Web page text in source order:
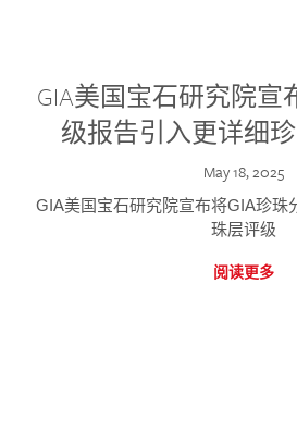
GIA美国宝石研究院宣
级报告引入更详细珍
May 18, 2025
GIA美国宝石研究院宣布将GIA珍珠
珠层评级
阅读更多